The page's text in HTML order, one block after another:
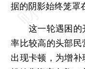
据的阴影始终笼罩
这一轮遇困的
率比较高的头部
出现卡顿，为增